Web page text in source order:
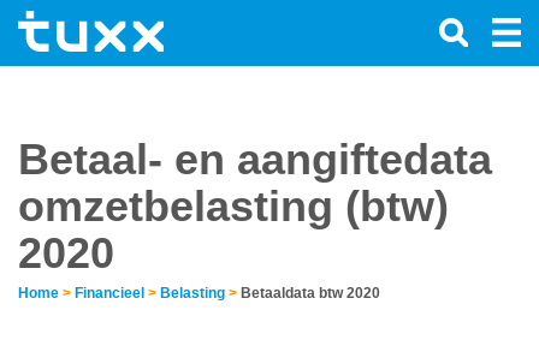
Betaal- en aangiftedata
omzetbelasting (btw)
2020
Home > Financieel > Belasting > Betaaldata btw 2020